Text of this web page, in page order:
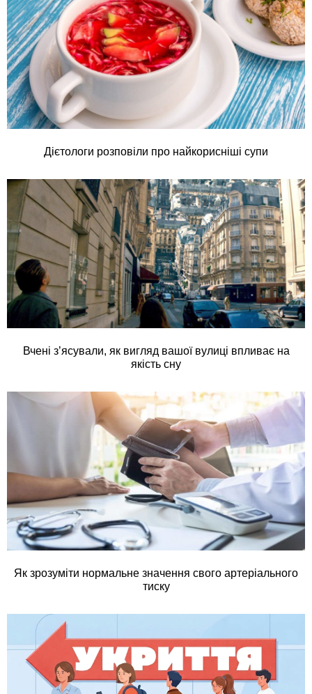
Дієтологи розповіли про найкорисніші супи
Вчені з’ясували, як вигляд вашої вулиці впливає на
якість сну
Як зрозуміти нормальне значення свого артеріального
тиску